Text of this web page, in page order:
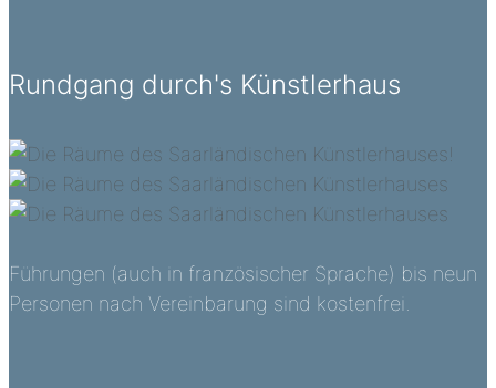
Rundgang durch's Künstlerhaus
Führungen (auch in französischer Sprache) bis neun
Personen nach Vereinbarung sind kostenfrei.